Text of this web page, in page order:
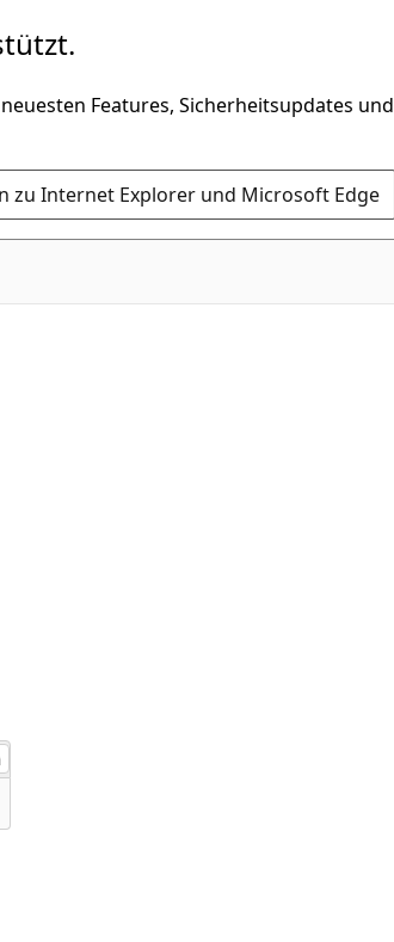
Features, Sicherheitsupdates und
zu Internet Explorer und Microsoft Edge